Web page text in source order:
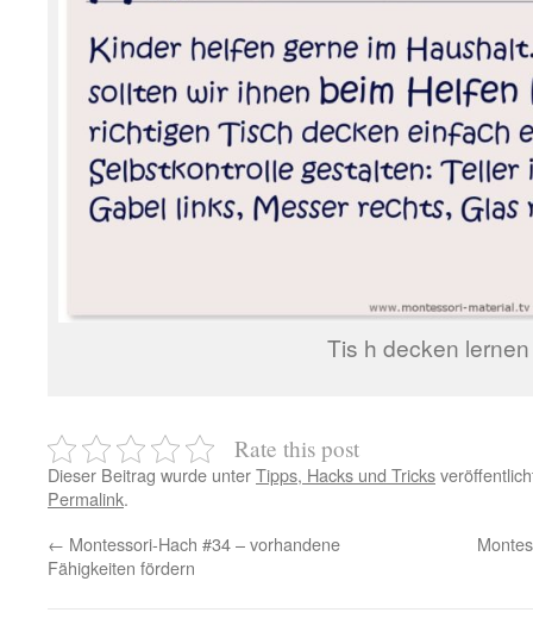
Tis h decken lernen
Rate this post
Dieser Beitrag wurde unterTipps, Hacks und Tricks
Permalink.
← Montessori-Hach #34 – vorhandene
Fähigkeiten fördern